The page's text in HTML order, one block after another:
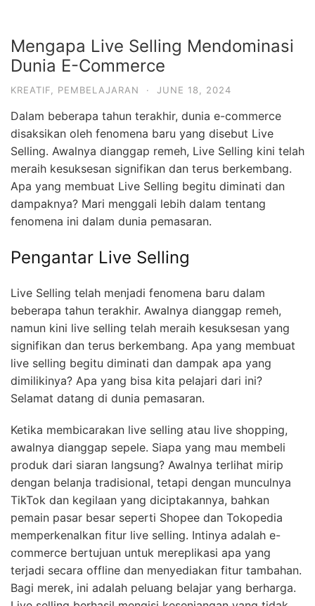
Mengapa Live Selling Mendominasi
Dunia E-Commerce
KREATIF PEMBELAJARAN · JUNE 18, 2024
Dalam beberapa tahun terakhir, dunia e-commerce
disaksikan oleh fenomena baru yang disebut Live
Selling. Awalnya dianggap remeh, Live Selling kini telah
meraih kesuksesan signifikan dan terus berkembang.
Apa yang membuat Live Selling begitu diminati dan
dampaknya? Mari menggali lebih dalam tentang
fenomena ini dalam dunia pemasaran.
Pengantar Live Selling
Live Selling telah menjadi fenomena baru dalam
beberapa tahun terakhir. Awalnya dianggap remeh,
namun kini live selling telah meraih kesuksesan yang
signifikan dan terus berkembang. Apa yang membuat
live selling begitu diminati dan dampak apa yang
dimilikinya? Apa yang bisa kita pelajari dari ini?
Selamat datang di dunia pemasaran.
Ketika membicarakan live selling atau live shopping,
awalnya dianggap sepele. Siapa yang mau membeli
produk dari siaran langsung? Awalnya terlihat mirip
dengan belanja tradisional, tetapi dengan munculnya
TikTok dan kegilaan yang diciptakannya, bahkan
pemain pasar besar seperti Shopee dan Tokopedia
memperkenalkan fitur live selling. Intinya adalah e-
commerce bertujuan untuk mereplikasi apa yang
terjadi secara offline dan menyediakan fitur tambahan.
Bagi merek, ini adalah peluang belajar yang berharga.